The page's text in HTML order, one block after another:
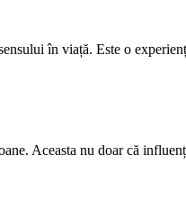
în viață. Este o
Aceasta nu doar că